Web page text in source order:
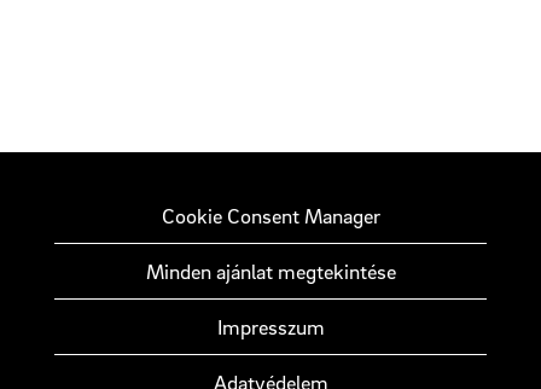
Cookie Consent Manager
Minden ajánlat megtekintése
Impresszum
Adatvédelem